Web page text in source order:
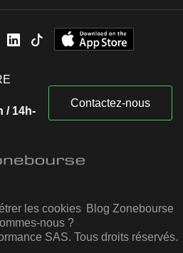
/ 14h-
Contactez-nous
les cookies Blog Zonebourse
nous ?
SAS. Tous droits réservés.